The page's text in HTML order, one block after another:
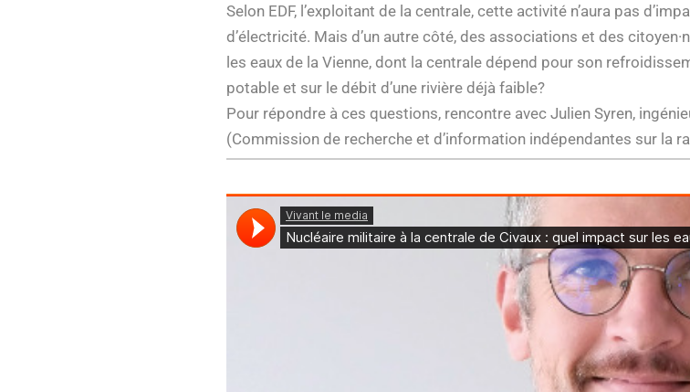
Selon EDF, l’exploitant de la centrale, cette activité n’aura pas
d’électricité. Mais d’un autre côté, des associations et des
les eaux de la Vienne, dont la centrale dépend pour son
potable et sur le débit d’une rivière déjà faible?
Pour répondre à ces questions, rencontre avec Julien Syren,
(Commission de recherche et d’information indépendantes sur la